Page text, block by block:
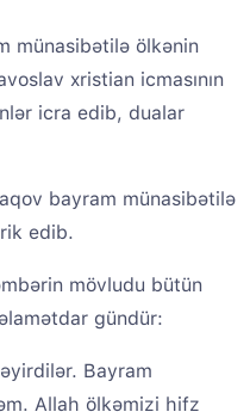
münasibətilə ölkənin
xristian icmasının
icra edib, dualar
bayram münasibətilə
edib.
mövludu bütün
gündür:
Bayram
Allah ölkəmizi hifz